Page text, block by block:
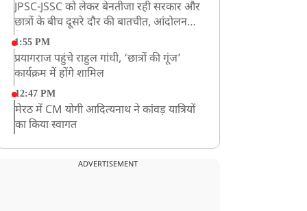
JPSC-JSSC को लेकर बेनतीजा रही सरकार और
छात्रों के बीच दूसरे दौर की बातचीत, आंदोलन
तेज
1:55 PM
प्रयागराज पहुंचे राहुल गांधी, ‘छात्रों की गूंज’
कार्यक्रम में होंगे शामिल
12:47 PM
मेरठ में CM योगी आदित्यनाथ ने कांवड़ यात्रियों
का किया स्वागत
असम बाढ़: 13 जिलों में 15 लाख से ज्यादा लोग
ADVERTISEMENT